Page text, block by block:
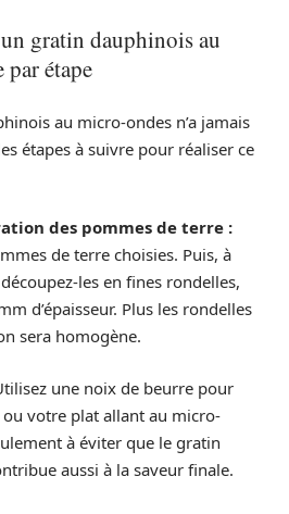
gratin dauphinois au
par étape
au micro-ondes n’a jamais
étapes à suivre pour réaliser ce
des pommes de terre :
de terre choisies. Puis, à
les en fines rondelles,
d’épaisseur. Plus les rondelles
sera homogène.
une noix de beurre pour
votre plat allant au micro-
à éviter que le gratin
aussi à la saveur finale.